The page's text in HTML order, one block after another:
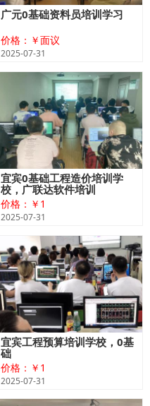
广元0基础资料员培训学习
价格：￥面议
2025-07-31
宜宾0基础工程造价培训学
校，广联达软件培训
价格：￥1
2025-07-31
宜宾工程预算培训学校，0基
础
价格：￥1
2025-07-31